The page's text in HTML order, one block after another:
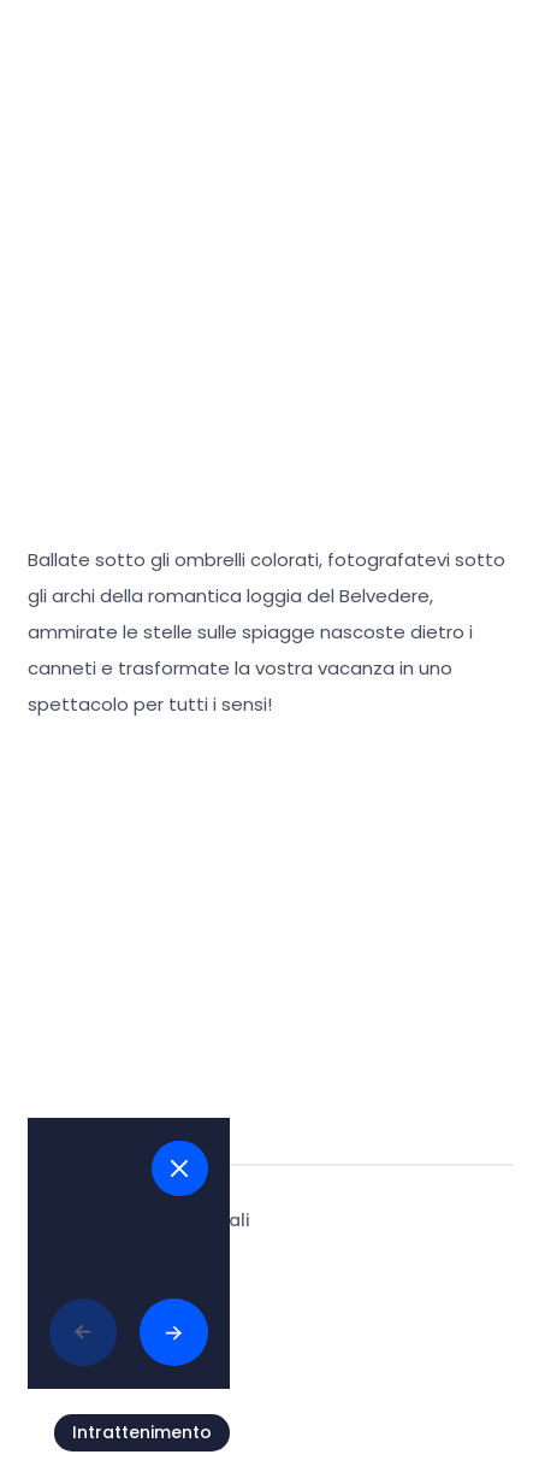
Ballate sotto gli ombrelli colorati, fotografatevi sotto
gli archi della romantica loggia del Belvedere,
ammirate le stelle sulle spiagge nascoste dietro i
canneti e trasformate la vostra vacanza in uno
spettacolo per tutti i sensi!
#bellezze naturali
Articoli collegati
Intrattenimento